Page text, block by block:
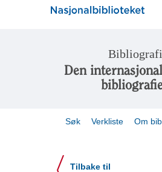
Bibliografi
Den
Søk Verkliste Om
Tilbake til